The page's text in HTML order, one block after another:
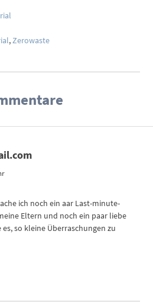
,Zerowaste
ich noch ein aar Last-minute-
Eltern und noch ein paar liebe
so kleine Überraschungen zu